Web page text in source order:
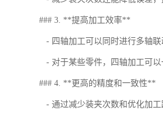
### 3. **提高加工效率**
- 四轴加工可以同时进行多轴联
- 对于某些零件，四轴加工可
### 4. **更高的精度和一致性**
- 通过减少装夹次数和优化加